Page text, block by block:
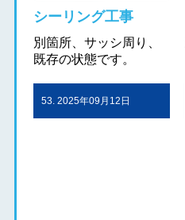
シーリング工事
別箇所、サッシ周り、
既存の状態です。
53. 2025年09月12日